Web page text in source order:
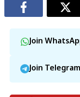
Join
Join Telegram